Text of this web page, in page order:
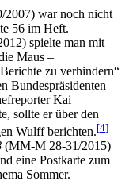
war noch nicht
56 im Heft.
spielte man mit
Maus –
zu verhindern“
Bundespräsidenten
Kai
sollte er über den
Wulff berichten.[4]
(MM-M 28-31/2015)
eine Postkarte zum
Sommer.